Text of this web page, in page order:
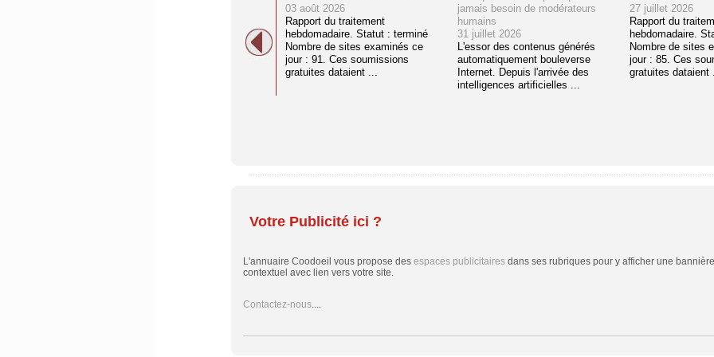
03 août 2026
Rapport du traitement
hebdomadaire. Statut : terminé
Nombre de sites examinés ce
jour : 91. Ces soumissions
gratuites dataient ...
jamais besoin de modérateurs
humains
31 juillet 2026
L'essor des contenus générés
automatiquement bouleverse
Internet. Depuis l'arrivée des
intelligences artificielles ...
27 juillet 2026
Rapport du
hebdomadaire.
Nombre de sites
jour : 85. Ces
gratuites dataient
Votre Publicité ici ?
L'annuaire Coodoeil vous propose des espaces publicitairesdans ses rubriques pour y afficher une
contextuel avec lien vers votre site.
Contactez-nous....